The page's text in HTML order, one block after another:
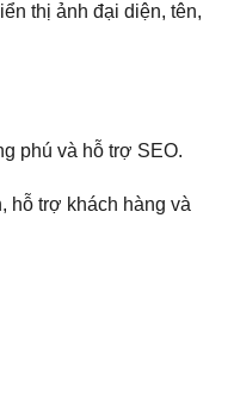
thị ảnh đại diện, tên,
phú và hỗ trợ SEO.
hỗ trợ khách hàng và